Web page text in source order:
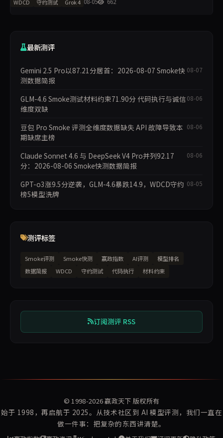
滑5.9分，GLM-4.6下滑
WDCD 守约测试 Grok 4
最新测评
Gemini 2.5 Pro以87.21分居首：2026-08-07 Smoke快
测数据简报
08-07
GLM-4.6 Smoke测试材料约束71.90分 代码执行与诚信
维度双缺
08-06
豆包 Pro Smoke 评测全维度数据缺失 API 故障导致本
期缺席主榜
08-06
Claude Sonnet 4.6 与 DeepSeek V4 Pro并列92.17
分：2026-08-06 Smoke快测数据简报
08-06
GPT-o3涨9.5分逆袭，GLM-4.6暴跌14.9，WDCD守约
榜5模型洗牌
08-05
测评标签
Smoke评测 Smoke快测 赢政指数 AI评测
模型排名
数据简报
WDCD 守约测试 代码执行 材料约束
订阅测评 RSS
© 1998-2026赢政天下 版权所有
始于 1998，再启航于 2025。从技术社区到 AI 模型评测，我们一直在
做一件事：把复杂的东西讲清楚。